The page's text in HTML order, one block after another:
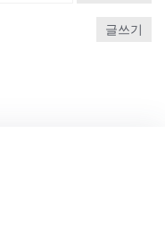
글쓰기